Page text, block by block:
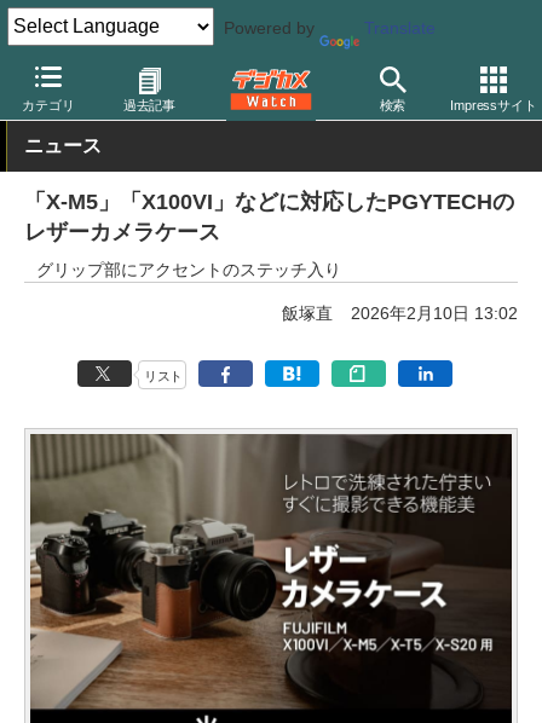
Powered by Translate
カテゴリ 過去記事 検索 Impressサイト
デジカメ Watch 撮影用品
ニュース
「X-M5」「X100VI」などに対応したPGYTECHの
レザーカメラケース
グリップ部にアクセントのステッチ入り
飯塚直 2026年2月10日 13:02
リスト